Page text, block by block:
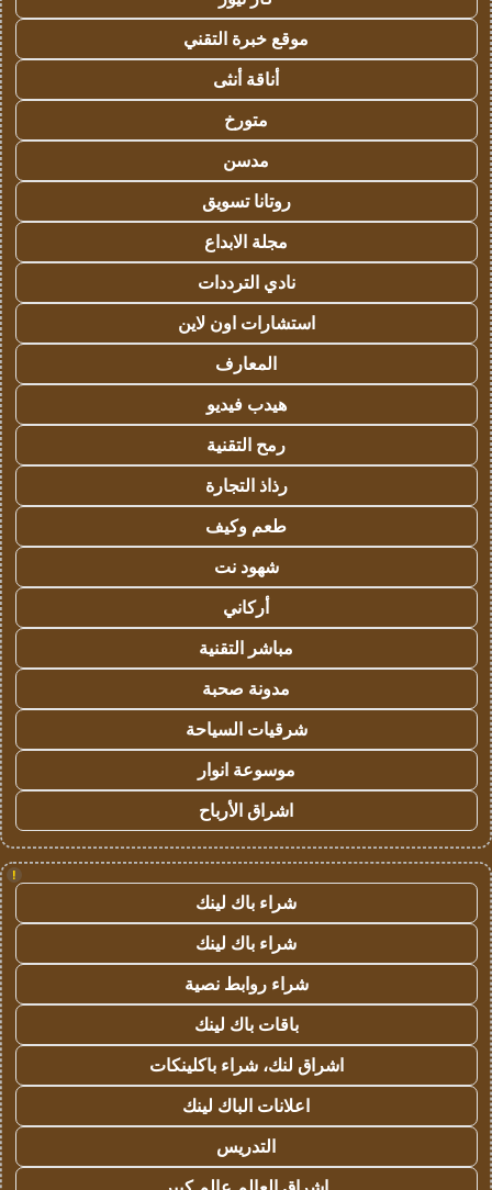
موقع خبرة التقني
أناقة أنثى
متورخ
مدسن
روتانا تسويق
مجلة الابداع
نادي الترددات
استشارات اون لاين
المعارف
هيدب فيديو
رمح التقنية
رذاذ التجارة
طعم وكيف
شهود نت
أركاني
مباشر التقنية
مدونة صحبة
شرقيات السياحة
موسوعة انوار
اشراق الأرباح
!
شراء باك لينك
شراء باك لينك
شراء روابط نصية
باقات باك لينك
اشراق لنك، شراء باكلينكات
اعلانات الباك لينك
التدريس